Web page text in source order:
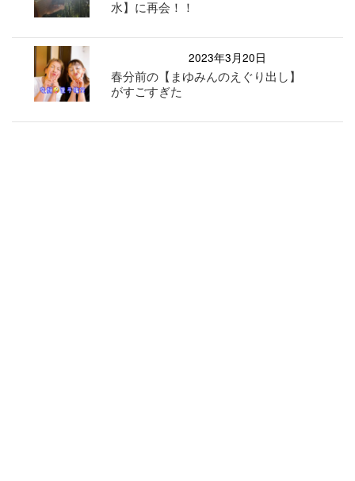
水】に再会！！
2023年3月20日
春分前の【まゆみんのえぐり出し】
がすごすぎた